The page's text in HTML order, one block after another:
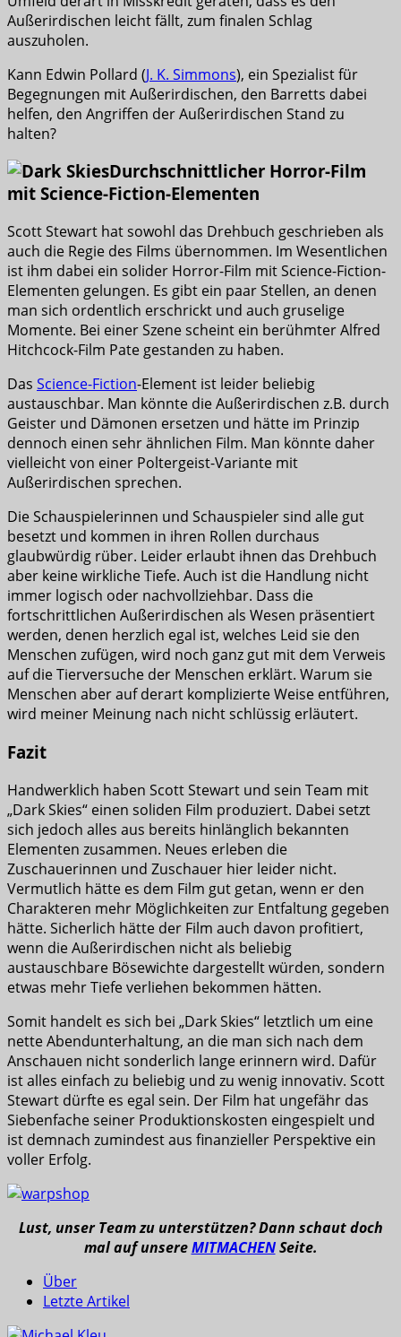
Außerirdischen leicht fällt, zum finalen Schlag
auszuholen.
Kann Edwin Pollard (J. K. Simmons), ein Spezialist für
Begegnungen mit Außerirdischen, den Barretts dabei
helfen, den Angriffen der Außerirdischen Stand zu
halten?
Durchschnittlicher Horror-Film
mit Science-Fiction-Elementen
Scott Stewart hat sowohl das Drehbuch geschrieben als
auch die Regie des Films übernommen. Im Wesentlichen
ist ihm dabei ein solider Horror-Film mit Science-Fiction-
Elementen gelungen. Es gibt ein paar Stellen, an denen
man sich ordentlich erschrickt und auch gruselige
Momente. Bei einer Szene scheint ein berühmter Alfred
Hitchcock-Film Pate gestanden zu haben.
Das Science-Fiction-Element ist leider beliebig
austauschbar. Man könnte die Außerirdischen z.B. durch
Geister und Dämonen ersetzen und hätte im Prinzip
dennoch einen sehr ähnlichen Film. Man könnte daher
vielleicht von einer Poltergeist-Variante mit
Außerirdischen sprechen.
Die Schauspielerinnen und Schauspieler sind alle gut
besetzt und kommen in ihren Rollen durchaus
glaubwürdig rüber. Leider erlaubt ihnen das Drehbuch
aber keine wirkliche Tiefe. Auch ist die Handlung nicht
immer logisch oder nachvollziehbar. Dass die
fortschrittlichen Außerirdischen als Wesen präsentiert
werden, denen herzlich egal ist, welches Leid sie den
Menschen zufügen, wird noch ganz gut mit dem Verweis
auf die Tierversuche der Menschen erklärt. Warum sie
Menschen aber auf derart komplizierte Weise entführen,
wird meiner Meinung nach nicht schlüssig erläutert.
Fazit
Handwerklich haben Scott Stewart und sein Team mit
„Dark Skies“ einen soliden Film produziert. Dabei setzt
sich jedoch alles aus bereits hinlänglich bekannten
Elementen zusammen. Neues erleben die
Zuschauerinnen und Zuschauer hier leider nicht.
Vermutlich hätte es dem Film gut getan, wenn er den
Charakteren mehr Möglichkeiten zur Entfaltung gegeben
hätte. Sicherlich hätte der Film auch davon profitiert,
wenn die Außerirdischen nicht als beliebig
austauschbare Bösewichte dargestellt würden, sondern
etwas mehr Tiefe verliehen bekommen hätten.
Somit handelt es sich bei „Dark Skies“ letztlich um eine
nette Abendunterhaltung, an die man sich nach dem
Anschauen nicht sonderlich lange erinnern wird. Dafür
ist alles einfach zu beliebig und zu wenig innovativ. Scott
Stewart dürfte es egal sein. Der Film hat ungefähr das
Siebenfache seiner Produktionskosten eingespielt und
ist demnach zumindest aus finanzieller Perspektive ein
voller Erfolg.
Lust, unser Team zu unterstützen? Dann schaut doch
mal auf unsereMITMACHENSeite.
Über
Letzte Artikel